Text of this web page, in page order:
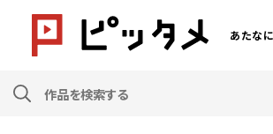
あたなに